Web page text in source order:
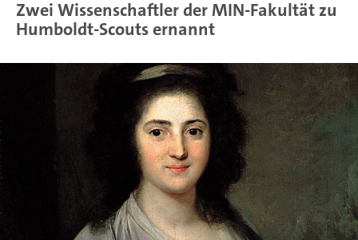
Zwei Wissenschaftler der MIN-Fakultät zu
Humboldt-Scouts ernannt